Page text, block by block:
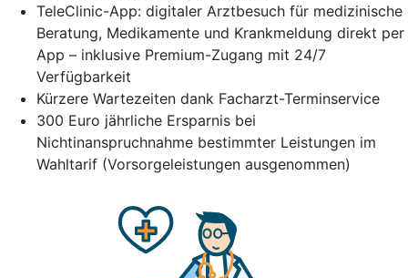
TeleClinic-App: digitaler Arztbesuch für medizinische
Beratung, Medikamente und Krankmeldung direkt per
App – inklusive Premium-Zugang mit 24/7
Verfügbarkeit
Kürzere Wartezeiten dank Facharzt-Terminservice
300 Euro jährliche Ersparnis bei
Nichtinanspruchnahme bestimmter Leistungen im
Wahltarif (Vorsorgeleistungen ausgenommen)